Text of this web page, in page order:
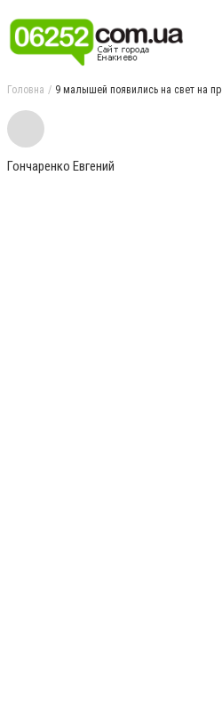
Головна 9 малышей появились на свет на
Гончаренко Евгений